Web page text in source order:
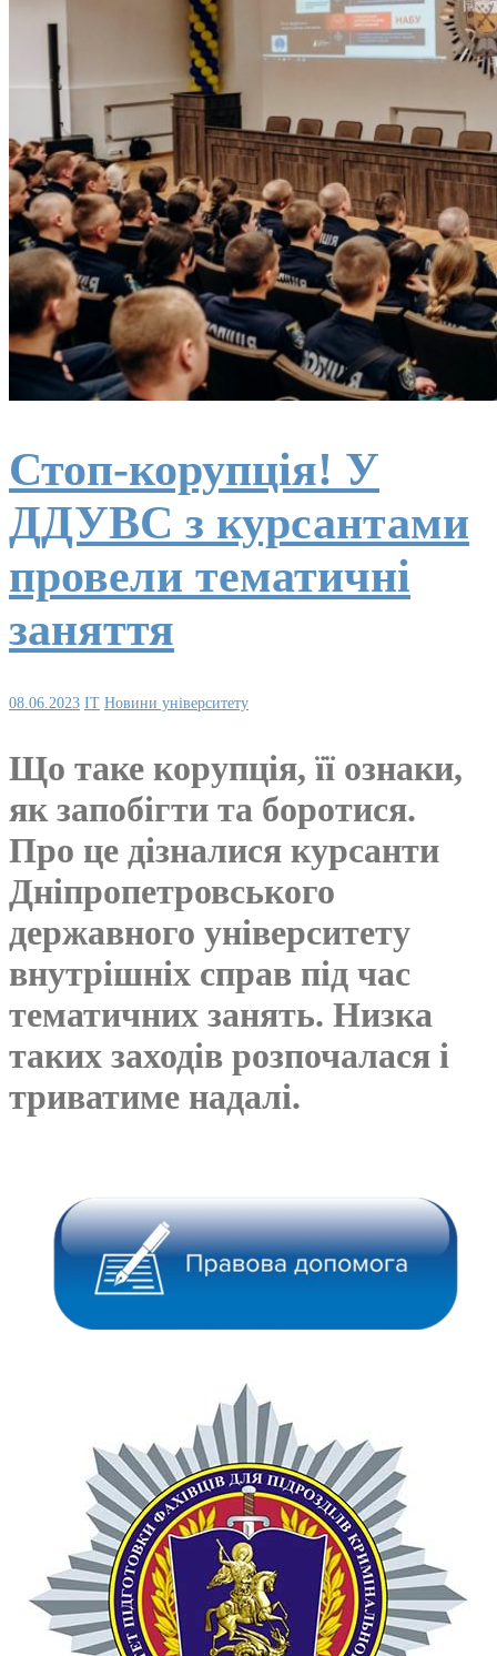
Стоп-корупція! У
ДДУВС з курсантами
провели тематичні
заняття
08.06.2023 IT Новини університету
Що таке корупція, її ознаки,
як запобігти та боротися.
Про це дізналися курсанти
Дніпропетровського
державного університету
внутрішніх справ під час
тематичних занять. Низка
таких заходів розпочалася і
триватиме надалі.